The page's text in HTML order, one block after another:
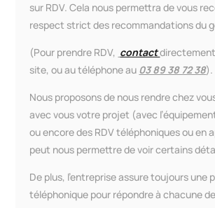
sur RDV. Cela nous permettra de vous
respect strict des recommandations du
(Pour prendre RDV, contact
site, ou au téléphone au 03 89 38 72 38).
Nous proposons de nous rendre chez
avec vous votre projet (avec
ou encore des RDV téléphoniques ou en
peut nous permettre de voir certains
De plus, l’entreprise assure toujours une
téléphonique pour répondre à chacune